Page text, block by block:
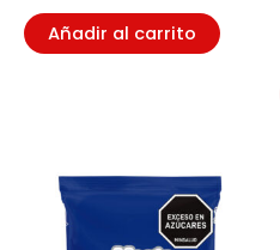
Añadir al carrito